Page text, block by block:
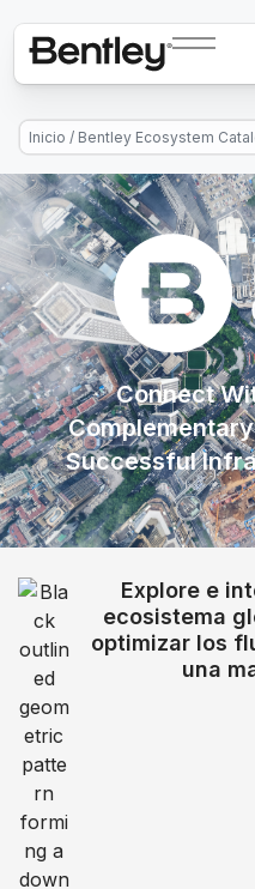
Inicio / Bentley Ecosystem
Connect
Successful
Explore e
ecosistema
optimizar los
una